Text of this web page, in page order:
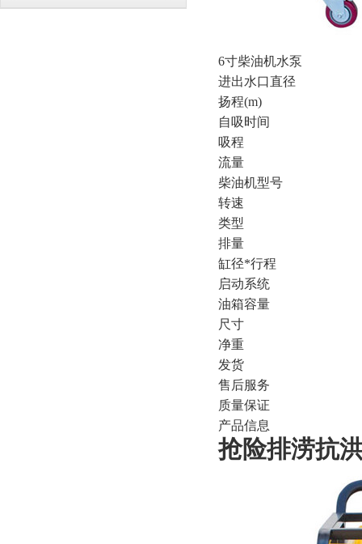
6寸柴油机水泵
进出水口直径
扬程(m)
自吸时间
吸程
流量
柴油机型号
转速
类型
排量
缸径*行程
启动系统
油箱容量
尺寸
净重
发货
售后服务
质量保证
产品信息
抢险排涝抗